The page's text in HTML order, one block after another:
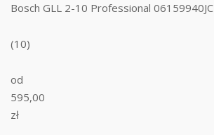
Bosch GLL 2-10 Professional 06159940JC
(10)
od
595,00
zł